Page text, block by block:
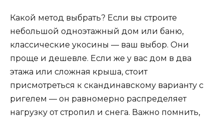
Какой метод выбрать? Если вы строите
небольшой одноэтажный дом или баню,
классические укосины — ваш выбор. Они
проще и дешевле. Если же у вас дом в два
этажа или сложная крыша, стоит
присмотреться к скандинавскому варианту с
ригелем — он равномерно распределяет
нагрузку от стропил и снега. Важно помнить,